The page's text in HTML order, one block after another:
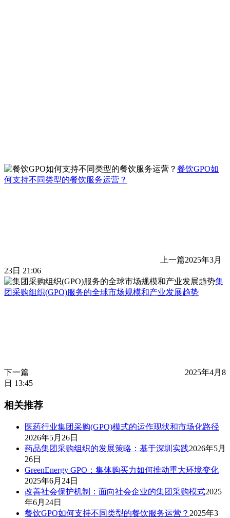
餐饮GPO如
何支持不同类型的餐饮服务运营？
上一篇2025年3月
23日 21:06
集
团采购组织(GPO)服务的全球市场规模和产业发展趋势
下一篇
2025年4月8
日 13:45
相关推荐
医药行业集团采购(GPO)模式的运作现状和市场化路径
2026年5月26日
药品集团采购组织的发展策略：基于深圳实践2026年5月
26日
GreenEnergy GPO：集体购买力如何推动重大环境变化
2025年6月24日
改善社会保护机制：面向社会企业的集团采购模式2025
年6月24日
餐饮GPO如何支持不同类型的餐饮服务运营？ 2025年3